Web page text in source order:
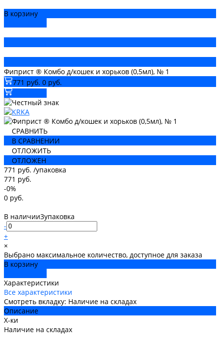
В корзину
Фиприст ® Комбо д/кошек и хорьков (0,5мл), № 1
771 руб. 0 руб.
СРАВНИТЬ
В СРАВНЕНИИ
ОТЛОЖИТЬ
ОТЛОЖЕН
771 руб. /упаковка
771 руб.
-0%
0 руб.
В наличии3упаковка
-
+
×
Выбрано максимальное количество, доступное для заказа
В корзину
Характеристики
Все характеристики
Смотреть вкладку: Наличие на складах
Описание
Х-ки
Наличие на складах